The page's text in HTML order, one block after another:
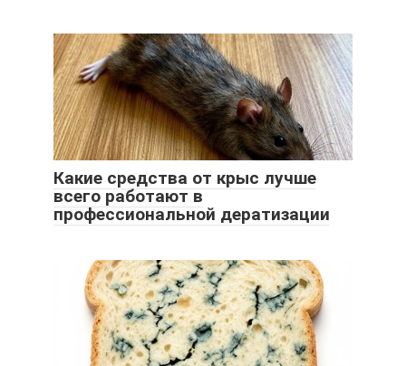
Какие средства от крыс лучше
всего работают в
профессиональной дератизации